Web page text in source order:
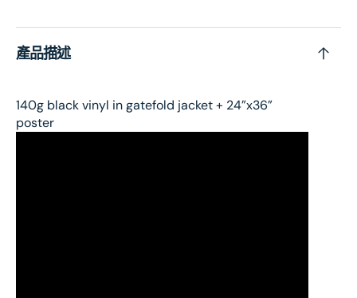
產品描述
140g black vinyl in gatefold jacket + 24”x36”
poster